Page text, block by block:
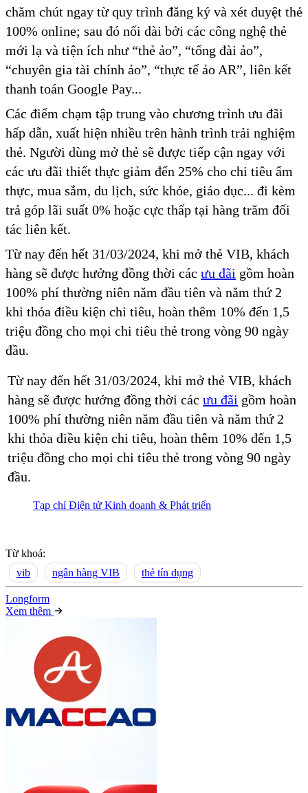
chăm chút ngay từ quy trình đăng ký và xét duyệt thẻ
100% online; sau đó nối dài bởi các công nghệ thẻ
mới lạ và tiện ích như “thẻ ảo”, “tổng đài ảo”,
“chuyên gia tài chính ảo”, “thực tế ảo AR”, liên kết
thanh toán Google Pay...
Các điểm chạm tập trung vào chương trình ưu đãi
hấp dẫn, xuất hiện nhiều trên hành trình trải nghiệm
thẻ. Người dùng mở thẻ sẽ được tiếp cận ngay với
các ưu đãi thiết thực giảm đến 25% cho chi tiêu ẩm
thực, mua sắm, du lịch, sức khỏe, giáo dục... đi kèm
trả góp lãi suất 0% hoặc cực thấp tại hàng trăm đối
tác liên kết.
Từ nay đến hết 31/03/2024, khi mở thẻ VIB, khách
hàng sẽ được hưởng đồng thời các ưu đãi gồm hoàn
100% phí thường niên năm đầu tiên và năm thứ 2
khi thỏa điều kiện chi tiêu, hoàn thêm 10% đến 1,5
triệu đồng cho mọi chi tiêu thẻ trong vòng 90 ngày
đầu.
Từ nay đến hết 31/03/2024, khi mở thẻ VIB, khách
hàng sẽ được hưởng đồng thời các ưu đãi gồm hoàn
100% phí thường niên năm đầu tiên và năm thứ 2
khi thỏa điều kiện chi tiêu, hoàn thêm 10% đến 1,5
triệu đồng cho mọi chi tiêu thẻ trong vòng 90 ngày
đầu.
Tạp chí Điện tử Kinh doanh & Phát triển
Từ khoá:
vib
ngân hàng VIB thẻ tín dụng
Longform
Xem thêm